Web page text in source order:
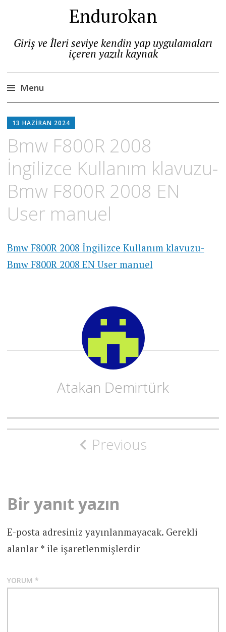
Endurokan
Giriş ve İleri seviye kendin yap uygulamaları
içeren yazılı kaynak
Menu
to
13 HAZIRAN 2024
Bmw F800R 2008
İngilizce Kullanım klavuzu-
Bmw F800R 2008 EN
User manuel
Bmw F800R 2008 İngilizce Kullanım klavuzu-
Bmw F800R 2008 EN User manuel
Atakan Demirtürk
Post
Previous
Bir yanıt yazın
E-posta adresiniz yayınlanmayacak. Gerekli
alanlar *ile işaretlenmişlerdir
YORUM *